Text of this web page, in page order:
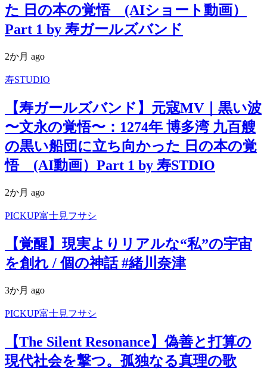
た 日の本の覚悟 (AIショート動画）
Part 1 by 寿ガールズバンド
2か月 ago
寿STUDIO
【寿ガールズバンド】元寇MV｜黒い波
〜文永の覚悟〜：1274年 博多湾 九百艘
の黒い船団に立ち向かった 日の本の覚
悟 (AI動画）Part 1 by 寿STDIO
2か月 ago
PICKUP富士見フサシ
【覚醒】現実よりリアルな“私”の宇宙
を創れ / 個の神話 #緒川奈津
3か月 ago
PICKUP富士見フサシ
【The Silent Resonance】偽善と打算の
現代社会を撃つ。孤独なる真理の歌